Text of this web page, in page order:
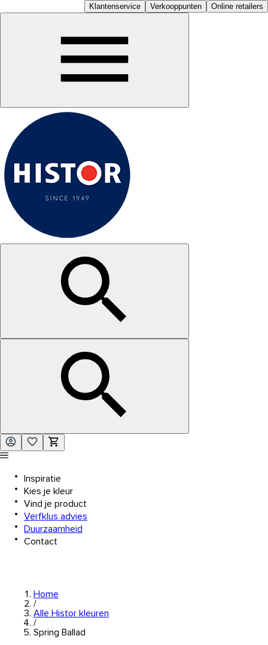
Klantenservice Verkooppunten Online retailers
Inspiratie
Kies je kleur
Vind je product
Verfklus advies
Duurzaamheid
Contact
Home
/
Alle Histor kleuren
/
Spring Ballad